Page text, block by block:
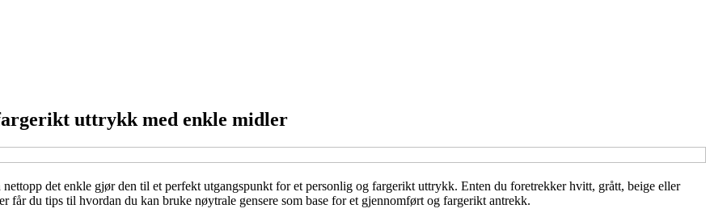
uttrykk med enkle midler
det enkle gjør den til et perfekt utgangspunkt for et personlig og fargerikt uttrykk. Enten du foretrekker hvitt, grått, beige eller
får du tips til hvordan du kan bruke nøytrale gensere som base for et gjennomført og fargerikt antrekk.